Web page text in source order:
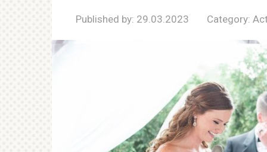
Published by: 29.03.2023 Category: